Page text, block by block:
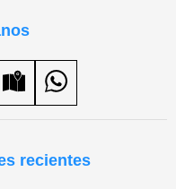
recientes